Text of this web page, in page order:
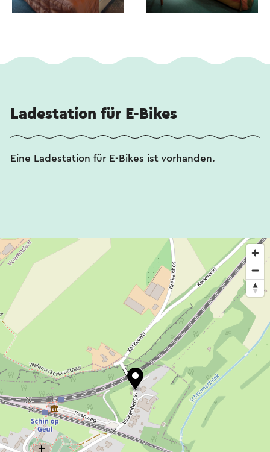
Ladestation für E-Bikes
Eine Ladestation für E-Bikes ist vorhanden.